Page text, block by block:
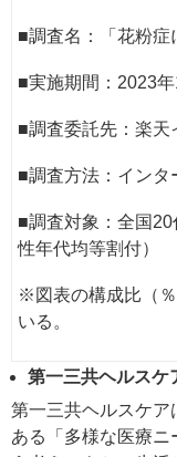
■調査名：「花粉症
■実施期間：2023
■調査委託先：楽天
■調査方法：インタ
■調査対象：全国20
性年代均等割付）
※図表の構成比（
いる。
第一三共ヘルスケ
第一三共ヘルスケア
ある「多様な医療